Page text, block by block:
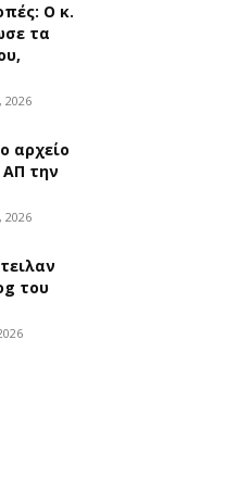
Ο κ.
τα
2026
αρχείο
ΑΠ την
2026
του